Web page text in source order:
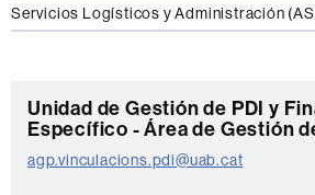
Servicios Logísticos y Administración
C
o
n
Unidad de Gestión de PDI y
Específico - Área de Gestión
agp.vinculacions.pdi@uab.cat